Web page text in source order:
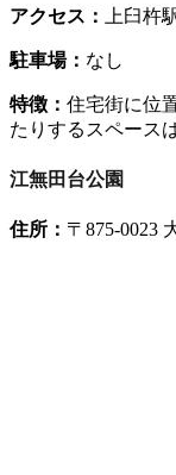
アクセス： 上臼杵
駐車場： なし
特徴： 住宅街に位
たりするスペース
江無田台公園
住所： 〒875-0023